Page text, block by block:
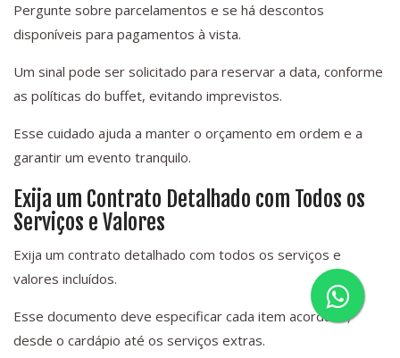
Pergunte sobre parcelamentos e se há descontos
disponíveis para pagamentos à vista.
Um sinal pode ser solicitado para reservar a data, conforme
as políticas do buffet, evitando imprevistos.
Esse cuidado ajuda a manter o orçamento em ordem e a
garantir um evento tranquilo.
Exija um Contrato Detalhado com Todos os
Serviços e Valores
Exija um contrato detalhado com todos os serviços e
valores incluídos.
Esse documento deve especificar cada item acordado,
desde o cardápio até os serviços extras.